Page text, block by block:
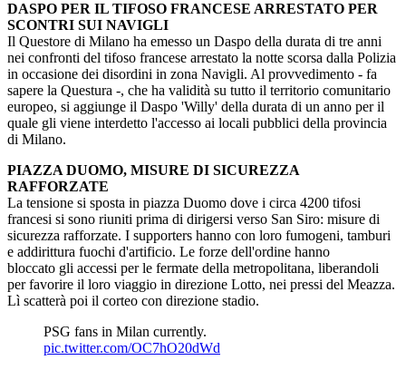
DASPO PER IL TIFOSO FRANCESE ARRESTATO PER
SCONTRI SUI NAVIGLI
Il Questore di Milano ha emesso un Daspo della durata di tre anni
nei confronti del tifoso francese arrestato la notte scorsa dalla Polizia
in occasione dei disordini in zona Navigli. Al provvedimento - fa
sapere la Questura -, che ha validità su tutto il territorio comunitario
europeo, si aggiunge il Daspo 'Willy' della durata di un anno per il
quale gli viene interdetto l'accesso ai locali pubblici della provincia
di Milano.
PIAZZA DUOMO, MISURE DI SICUREZZA
RAFFORZATE
La tensione si sposta in piazza Duomo dove i circa 4200 tifosi
francesi si sono riuniti prima di dirigersi verso San Siro: misure di
sicurezza rafforzate. I supporters hanno con loro fumogeni, tamburi
e addirittura fuochi d'artificio. Le forze dell'ordine hanno
bloccato gli accessi per le fermate della metropolitana, liberandoli
per favorire il loro viaggio in direzione Lotto, nei pressi del Meazza.
Lì scatterà poi il corteo con direzione stadio.
PSG fans in Milan currently.
pic.twitter.com/OC7hO20dWd